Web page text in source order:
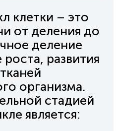
клетки – это
от деления до
деление
развития
организма.
стадией
является: